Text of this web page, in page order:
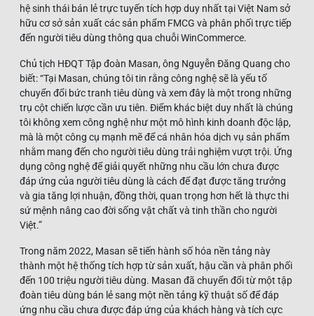
hệ sinh thái bán lẻ trực tuyến tích hợp duy nhất tại Việt Nam sở
hữu cơ sở sản xuất các sản phẩm FMCG và phân phối trực tiếp
đến người tiêu dùng thông qua chuỗi WinCommerce.
Chủ tịch HĐQT Tập đoàn Masan, ông Nguyễn Đăng Quang cho
biết: “Tại Masan, chúng tôi tin rằng công nghệ sẽ là yếu tố
chuyển đổi bức tranh tiêu dùng và xem đây là một trong những
trụ cột chiến lược cần ưu tiên. Điểm khác biệt duy nhất là chúng
tôi không xem công nghệ như một mô hình kinh doanh độc lập,
mà là một công cụ mạnh mẽ để cá nhân hóa dịch vụ sản phẩm
nhằm mang đến cho người tiêu dùng trải nghiệm vượt trội. Ứng
dụng công nghệ để giải quyết những nhu cầu lớn chưa được
đáp ứng của người tiêu dùng là cách để đạt được tăng trưởng
và gia tăng lợi nhuận, đồng thời, quan trọng hơn hết là thực thi
sứ mệnh nâng cao đời sống vật chất và tinh thần cho người
Việt.”
Trong năm 2022, Masan sẽ tiến hành số hóa nền tảng này
thành một hệ thống tích hợp từ sản xuất, hậu cần và phân phối
đến 100 triệu người tiêu dùng. Masan đã chuyển đổi từ một tập
đoàn tiêu dùng bán lẻ sang một nền tảng kỹ thuật số để đáp
ứng nhu cầu chưa được đáp ứng của khách hàng và tích cực